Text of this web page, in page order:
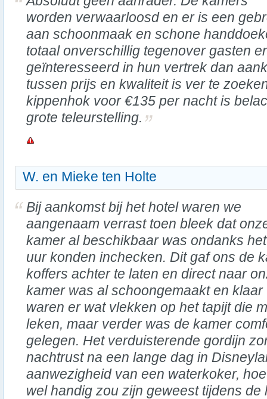
worden verwaarloosd en er is een
aan schoonmaak en schone
totaal onverschillig tegenover gasten
geïnteresseerd in hun vertrek dan
tussen prijs en kwaliteit is ver te
kippenhok voor €135 per nacht is
grote teleurstelling.
W. en Mieke ten Holte
Bij aankomst bij het hotel waren we
aangenaam verrast toen bleek dat
kamer al beschikbaar was ondanks
uur konden inchecken. Dit gaf ons de
koffers achter te laten en direct naar
kamer was al schoongemaakt en
waren er wat vlekken op het tapijt die
leken, maar verder was de kamer
gelegen. Het verduisterende gordijn
nachtrust na een lange dag in
aanwezigheid van een waterkoker,
wel handig zou zijn geweest tijdens de